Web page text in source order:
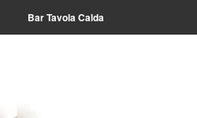
Bar Tavola Calda